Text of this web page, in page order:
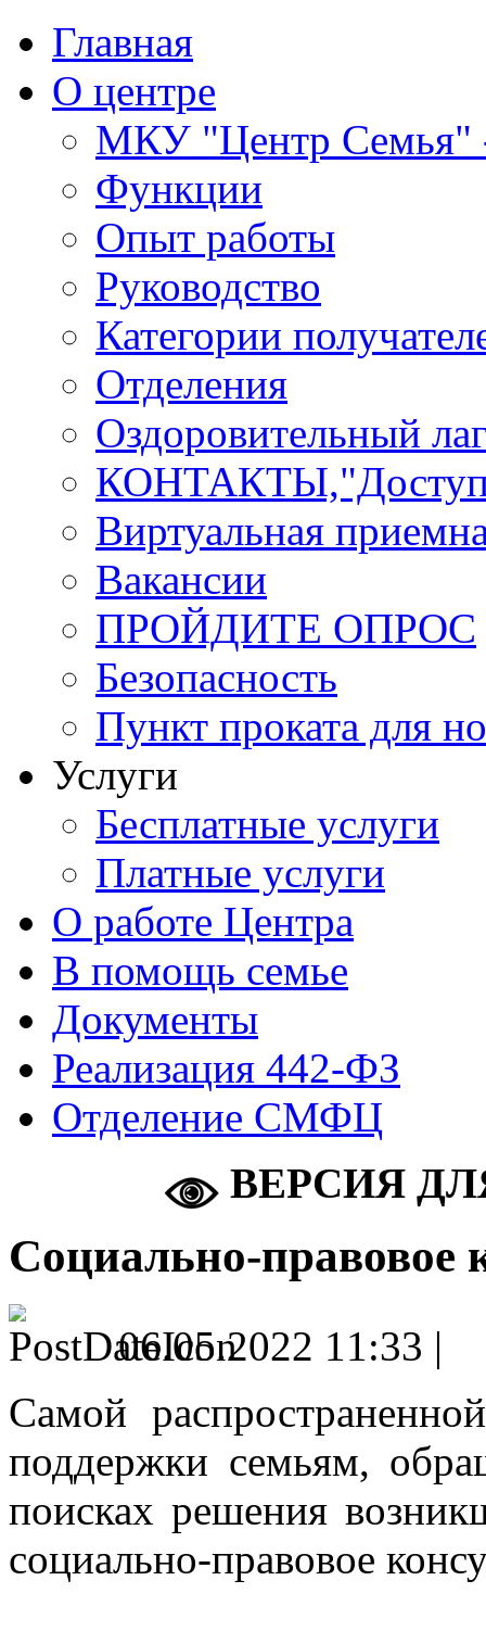
Главная
О центре
МКУ "Центр Семья"
Функции
Опыт работы
Руководство
Категории
Отделения
Оздоровительный
Виртуальная
Вакансии
ПРОЙДИТЕ ОПРОС
Безопасность
Пункт проката для
Услуги
Бесплатные услуги
Платные услуги
О работе Центра
В помощь семье
Документы
Реализация 442-ФЗ
Отделение СМФЦ
ВЕРСИЯ
Социально-правовое
06.05.2022 11:33 |
Самой
поддержки семьям,
поисках решения
социально-правовое